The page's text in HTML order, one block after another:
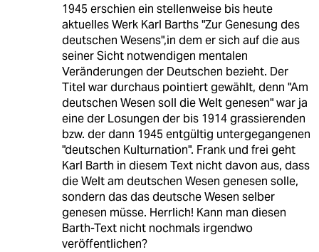
1945 erschien ein stellenweise bis heute
aktuelles Werk Karl Barths "Zur Genesung des
deutschen Wesens",in dem er sich auf die aus
seiner Sicht notwendigen mentalen
Veränderungen der Deutschen bezieht. Der
Titel war durchaus pointiert gewählt, denn "Am
deutschen Wesen soll die Welt genesen" war ja
eine der Losungen der bis 1914 grassierenden
bzw. der dann 1945 entgültig untergegangenen
"deutschen Kulturnation". Frank und frei geht
Karl Barth in diesem Text nicht davon aus, dass
die Welt am deutschen Wesen genesen solle,
sondern das das deutsche Wesen selber
genesen müsse. Herrlich! Kann man diesen
Barth-Text nicht nochmals irgendwo
veröffentlichen?